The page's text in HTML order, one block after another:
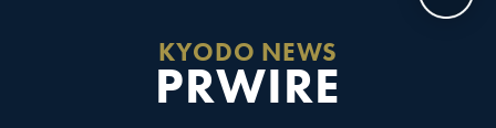
KYODO NEWS
PRWIRE